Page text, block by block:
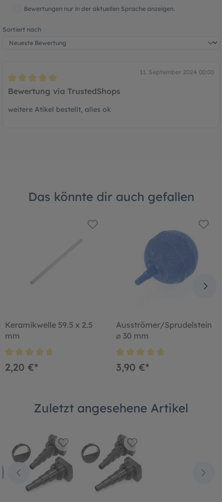
Bewertungen nur in der aktuellen Sprache anzeigen.
Sortiert nach
11. September 2024 00:00
Bewertung mit 5 von 5 Sternen
Bewertung via TrustedShops
weitere Atikel bestellt, alles ok
Das könnte dir auch gefallen
Keramikwelle 59.5 x 2.5
mm
2,20 €*
Ausströmer/Sprudelstein
⌀ 30 mm
3,90 €*
Zuletzt angesehene Artikel